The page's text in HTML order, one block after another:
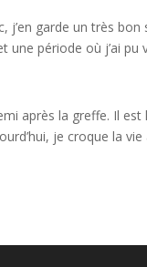
garde un très
période où j’ai
après la greffe. Il
je croque la vie